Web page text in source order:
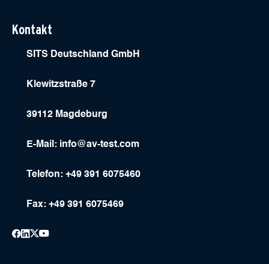
Kontakt
SITS Deutschland GmbH
Klewitzstraße 7
39112 Magdeburg
E-Mail: info@av-test.com
Telefon: +49 391 6075460
Fax: +49 391 6075469